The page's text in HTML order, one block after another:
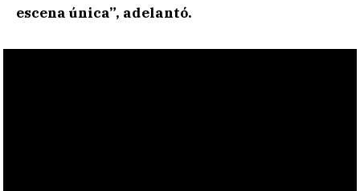
escena única”, adelantó.